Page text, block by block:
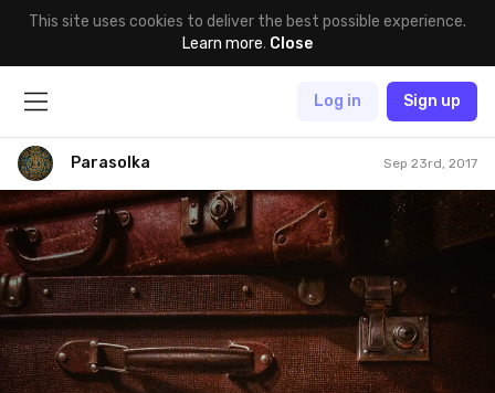
This site uses cookies to deliver the best possible experience.
Learn more. Close
Log in Sign up
Parasolka Sep 23rd, 2017